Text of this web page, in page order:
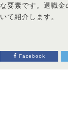
な要素です。退職
いて紹介します。
Facebook